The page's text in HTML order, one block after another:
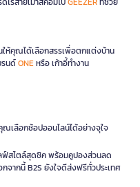
ห้คุณได้เลือกสรรเพื่อตกแต่งบ้าน
รนด์ONEหรือ เก้าอี้ทำงาน
ณเลือกช้อปออนไลน์ได้อย่างจุใจ
ฟ์สไตล์สุดชิค พร้อมคูปองส่วนลด
จากนี้ B2S ยังใจดีส่งฟรีทั่วประเทศ